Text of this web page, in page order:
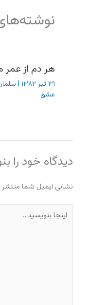
هر دم از
۳۱ تیر ۱۳۸۲ |
عشق
دیدگاه‌ خود را
نشانی ایمیل شما
بنویسید…